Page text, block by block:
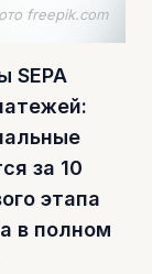
freepik.com
SEPA
за 10
этапа
в полном